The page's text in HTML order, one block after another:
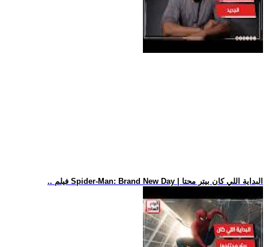
.. فيلم Spider-Man: Brand New Day | البداية اللي كان بيتر محتا